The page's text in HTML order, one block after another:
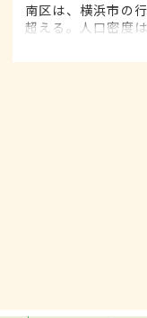
南区は、横浜市の
超える。人口密度
鉄、横浜市営地下
ろん、文化施設、